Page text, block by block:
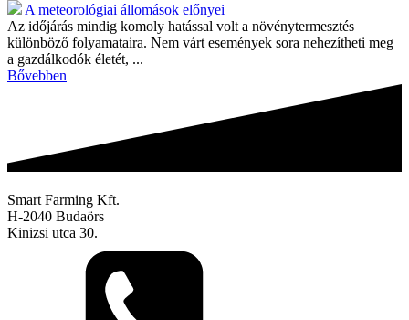
A meteorológiai állomások előnyei
Az időjárás mindig komoly hatással volt a növénytermesztés
különböző folyamataira. Nem várt események sora nehezítheti meg
a gazdálkodók életét, ...
Bővebben
Smart Farming Kft.
H-2040 Budaörs
Kinizsi utca 30.